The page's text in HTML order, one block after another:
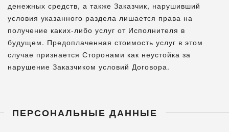
денежных средств, а также Заказчик, нарушивший
условия указанного раздела лишается права на
получение каких-либо услуг от Исполнителя в
будущем. Предоплаченная стоимость услуг в этом
случае признается Сторонами как неустойка за
нарушение Заказчиком условий Договора.
ПЕРСОНАЛЬНЫЕ ДАННЫЕ